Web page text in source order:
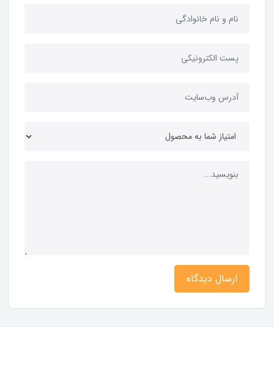
ارسال دیدگاه